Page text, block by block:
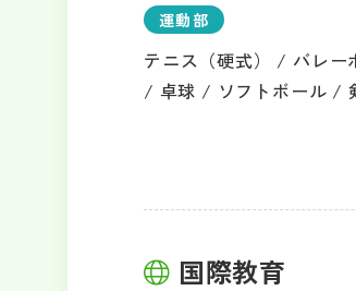
運動部
テニス（硬式） / バレ
/ 卓球 / ソフトボール /
国際教育